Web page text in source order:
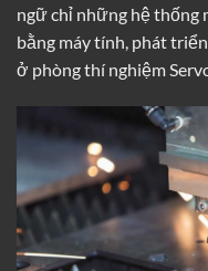
ngữ chỉ những hệ thống
bằng máy tính, phát
ở phòng thí nghiệm